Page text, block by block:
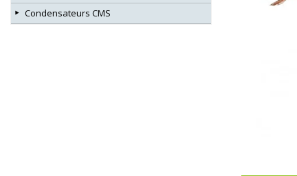
Condensateurs CMS